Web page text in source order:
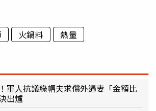
火鍋料 熱量
軍人抗議綠帽夫求償外遇妻「金額比
出爐